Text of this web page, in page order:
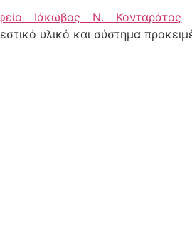
Ιάκωβος Ν. Κονταράτος
υλικό και σύστημα